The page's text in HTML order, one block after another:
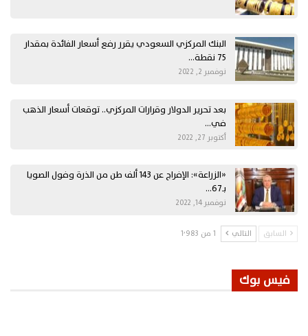
البنك المركزي السعودي يقرر رفع أسعار الفائدة بمقدار
75 نقطة…
نوفمبر 2, 2022
بعد تحرير الدولار وقرارات المركزي.. توقعات أسعار الذهب
في…
أكتوبر 27, 2022
«الزراعة»: الإفراج عن 143 ألف طن من الذرة وفول الصويا
بـ67…
نوفمبر 14, 2022
السابق التالي 1 من 1٬983
فيس بوك